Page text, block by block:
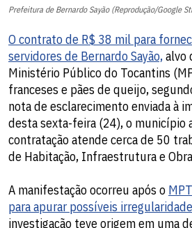
Prefeitura de Bernardo Sayão (Reprodução/Google
O contrato de R$ 38 mil para
servidores de Bernardo Sayão,alvo
Ministério Público do Tocantins
franceses e pães de queijo,
nota de esclarecimento enviada à
desta sexta-feira (24), o município
contratação atende cerca de 50
de Habitação, Infraestrutura e
A manifestação ocorreu após o
para apurar possíveis
investigação teve origem em uma